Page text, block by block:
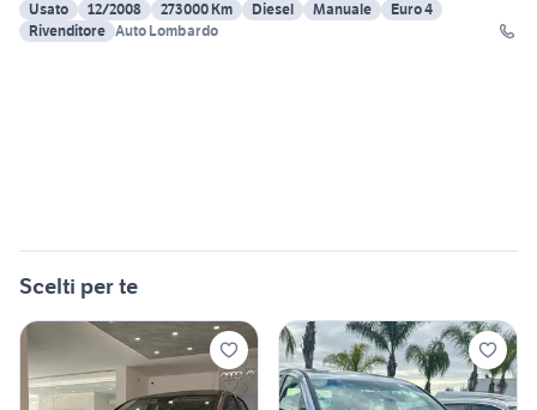
Usato 12/2008 273000 Km Diesel Manuale
Euro 4
Rivenditore Auto Lombardo
Scelti per te